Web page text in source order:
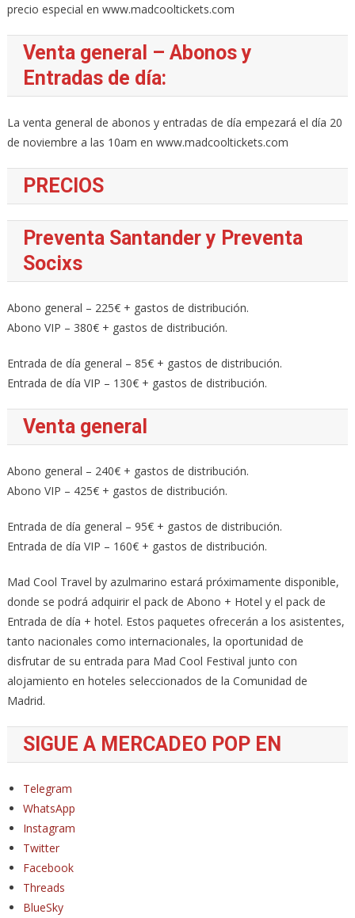
precio especial en www.madcooltickets.com
Venta general – Abonos y
Entradas de día:
La venta general de abonos y entradas de día empezará el día 20
de noviembre a las 10am en www.madcooltickets.com
PRECIOS
Preventa Santander y Preventa
Socixs
Abono general – 225€ + gastos de distribución.
Abono VIP – 380€ + gastos de distribución.
Entrada de día general – 85€ + gastos de distribución.
Entrada de día VIP – 130€ + gastos de distribución.
Venta general
Abono general – 240€ + gastos de distribución.
Abono VIP – 425€ + gastos de distribución.
Entrada de día general – 95€ + gastos de distribución.
Entrada de día VIP – 160€ + gastos de distribución.
Mad Cool Travel by azulmarino estará próximamente disponible,
donde se podrá adquirir el pack de Abono + Hotel y el pack de
Entrada de día + hotel. Estos paquetes ofrecerán a los asistentes,
tanto nacionales como internacionales, la oportunidad de
disfrutar de su entrada para Mad Cool Festival junto con
alojamiento en hoteles seleccionados de la Comunidad de
Madrid.
SIGUE A MERCADEO POP EN
Telegram
WhatsApp
Instagram
Twitter
Facebook
Threads
BlueSky